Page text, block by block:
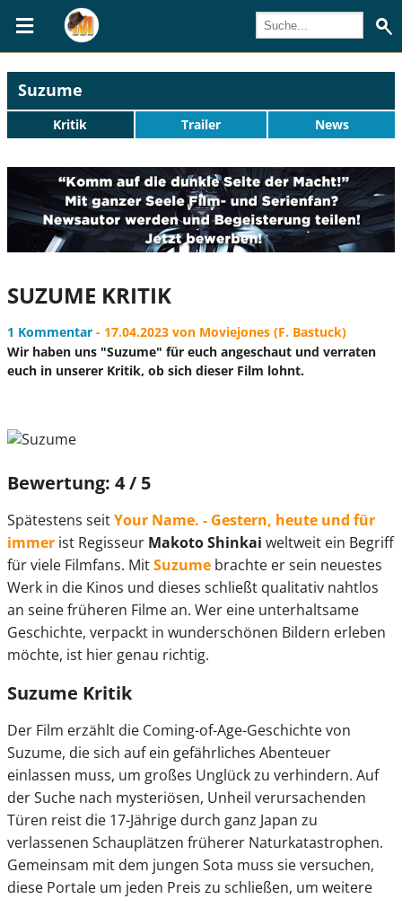
Suzume
Kritik Trailer News
SUZUME KRITIK
1 Kommentar - 17.04.2023 von Moviejones (F. Bastuck)
Wir haben uns "Suzume" für euch angeschaut und verraten
euch in unserer Kritik, ob sich dieser Film lohnt.
Bewertung: 4 / 5
Spätestens seitYour Name. - Gestern, heute und für
immer ist Regisseur Makoto Shinkai weltweit ein Begriff
für viele Filmfans. MitSuzume brachte er sein neuestes
Werk in die Kinos und dieses schließt qualitativ nahtlos
an seine früheren Filme an. Wer eine unterhaltsame
Geschichte, verpackt in wunderschönen Bildern erleben
möchte, ist hier genau richtig.
Suzume Kritik
Der Film erzählt die Coming-of-Age-Geschichte von
Suzume, die sich auf ein gefährliches Abenteuer
einlassen muss, um großes Unglück zu verhindern. Auf
der Suche nach mysteriösen, Unheil verursachenden
Türen reist die 17-Jährige durch ganz Japan zu
verlassenen Schauplätzen früherer Naturkatastrophen.
Gemeinsam mit dem jungen Sota muss sie versuchen,
diese Portale um jeden Preis zu schließen, um weitere